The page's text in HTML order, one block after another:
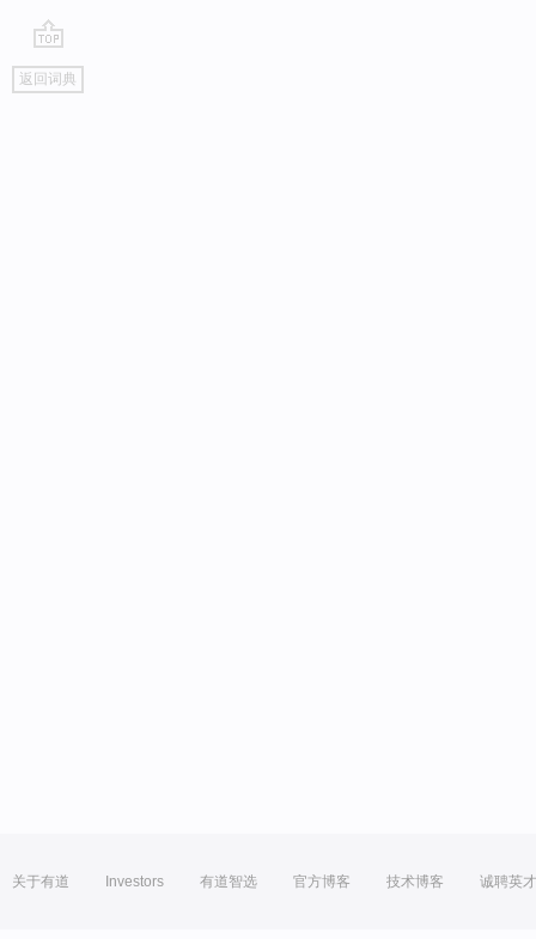
go
top
返回词典
关于有道 Investors 有道智选 官方博客 技术博客 诚聘英才